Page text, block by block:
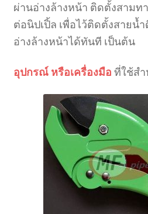
ผ่านอ่างล้างหน้า ติดตั้งสามท
ต่อนิปเปิ้ล เพื่อไว้ติดตั้งสายน้
อ่างล้างหน้าได้ทันที เป็นต้น
อุปกรณ์ หรือเครื่องมือ ที่ใช้ส